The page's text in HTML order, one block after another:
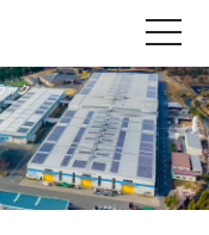
toggle
ック